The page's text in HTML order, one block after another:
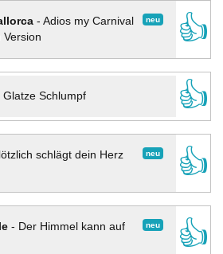
neu
- Adios my Carnival
Version
👍
Glatze Schlumpf
👍
neu
schlägt dein Herz
👍
neu
- Der Himmel kann auf
👍